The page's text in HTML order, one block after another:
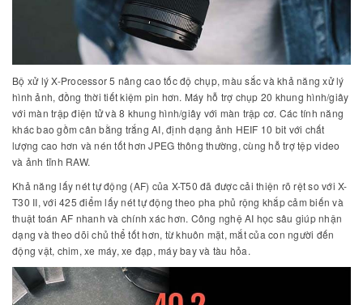
Bộ xử lý X-Processor 5 nâng cao tốc độ chụp, màu sắc và khả năng xử lý
hình ảnh, đồng thời tiết kiệm pin hơn. Máy hỗ trợ chụp 20 khung hình/giây
với màn trập điện tử và 8 khung hình/giây với màn trập cơ. Các tính năng
khác bao gồm cân bằng trắng AI, định dạng ảnh HEIF 10 bit với chất
lượng cao hơn và nén tốt hơn JPEG thông thường, cùng hỗ trợ tệp video
và ảnh tĩnh RAW.
Khả năng lấy nét tự động (AF) của X-T50 đã được cải thiện rõ rệt so với X-
T30 II, với 425 điểm lấy nét tự động theo pha phủ rộng khắp cảm biến và
thuật toán AF nhanh và chính xác hơn. Công nghệ AI học sâu giúp nhận
dạng và theo dõi chủ thể tốt hơn, từ khuôn mặt, mắt của con người đến
động vật, chim, xe máy, xe đạp, máy bay và tàu hỏa.